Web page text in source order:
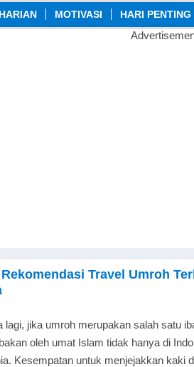
HARIAN MOTIVASI HARI PENTING
Travel Umroh
lagi, jika umroh merupakan salah satu
oleh umat Islam tidak hanya di
Kesempatan untuk menjejakkan kaki